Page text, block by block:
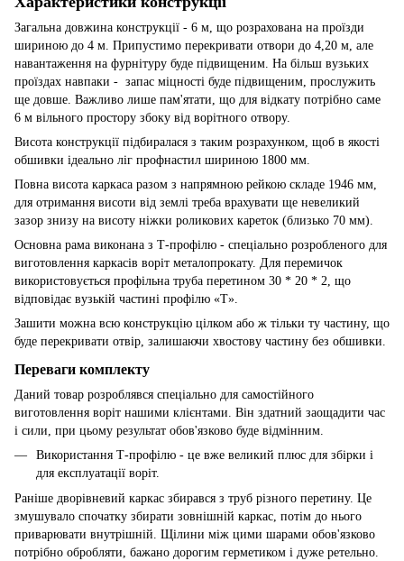
Загальна довжина конструкції - 6 м, що розрахована на проїзди
шириною до 4 м. Припустимо перекривати отвори до 4,20 м, але
навантаження на фурнітуру буде підвищеним. На більш вузьких
проїздах навпаки - запас міцності буде підвищеним, прослужить
ще довше. Важливо лише пам'ятати, що для відкату потрібно саме
6 м вільного простору збоку від ворітного отвору.
Висота конструкції підбиралася з таким розрахунком, щоб в якості
обшивки ідеально ліг профнастил шириною 1800 мм.
Повна висота каркаса разом з напрямною рейкою складе 1946 мм,
для отримання висоти від землі треба врахувати ще невеликий
зазор знизу на висоту ніжки роликових кареток (близько 70 мм).
Основна рама виконана з Т-профілю - спеціально розробленого для
виготовлення каркасів воріт металопрокату. Для перемичок
використовується профільна труба перетином 30 * 20 * 2, що
відповідає вузькій частині профілю «Т».
Зашити можна всю конструкцію цілком або ж тільки ту частину, що
буде перекривати отвір, залишаючи хвостову частину без обшивки.
Переваги комплекту
Даний товар розроблявся спеціально для самостійного
виготовлення воріт нашими клієнтами. Він здатний заощадити час
і сили, при цьому результат обов'язково буде відмінним.
Використання Т-профілю - це вже великий плюс для збірки і
для експлуатації воріт.
Раніше дворівневий каркас збирався з труб різного перетину. Це
змушувало спочатку збирати зовнішній каркас, потім до нього
приварювати внутрішній. Щілини між цими шарами обов'язково
потрібно обробляти, бажано дорогим герметиком і дуже ретельно.